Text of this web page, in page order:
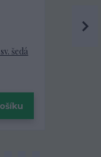
šedá